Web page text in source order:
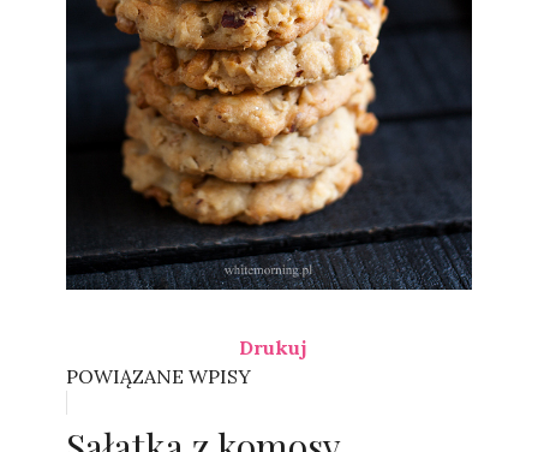
Drukuj
POWIĄZANE WPISY